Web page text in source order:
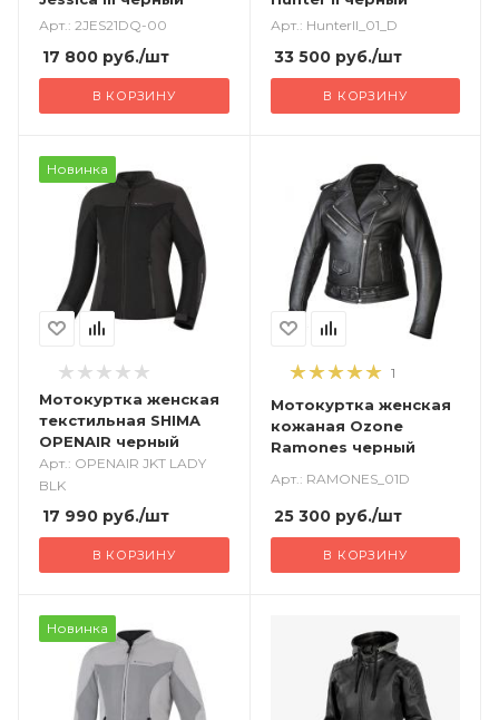
Арт.: 2JES21DQ-00
17 800 руб./шт
В КОРЗИНУ
Арт.: HunterII_01_D
33 500руб./шт
В КОРЗИНУ
Новинка
Мотокуртка женская
текстильная SHIMA
OPENAIR черный
Арт.: OPENAIR JKT LADY
BLK
17 990 руб./шт
В КОРЗИНУ
1
Мотокуртка женская
кожаная Ozone
Ramones черный
Арт.: RAMONES_01D
25 300руб./шт
В КОРЗИНУ
Новинка